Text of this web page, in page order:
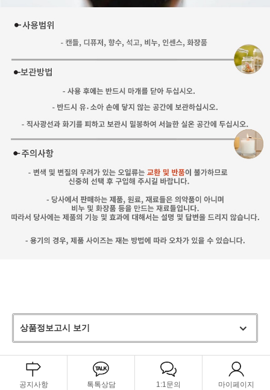
상품정보고시 보기
공지사항 톡톡상담 1:1문의 마이페이지